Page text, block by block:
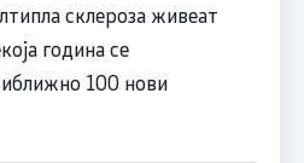
склероза живеат
година се
100 нови